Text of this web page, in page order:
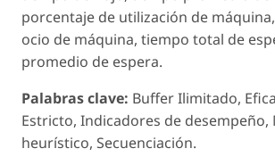
porcentaje de utilización de
ocio de máquina, tiempo total de
promedio de espera.
Palabras clave: Buffer Ilimitado,
Estricto, Indicadores de desempeño,
heurístico, Secuenciación.